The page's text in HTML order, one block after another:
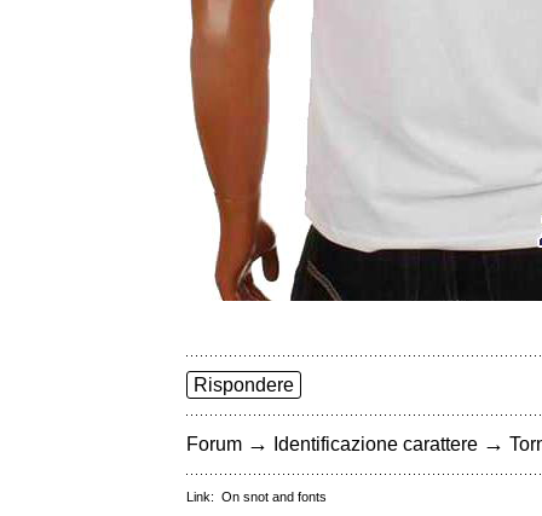
Rispondere
Forum → Identificazione carattere →
Link: On snot and fonts